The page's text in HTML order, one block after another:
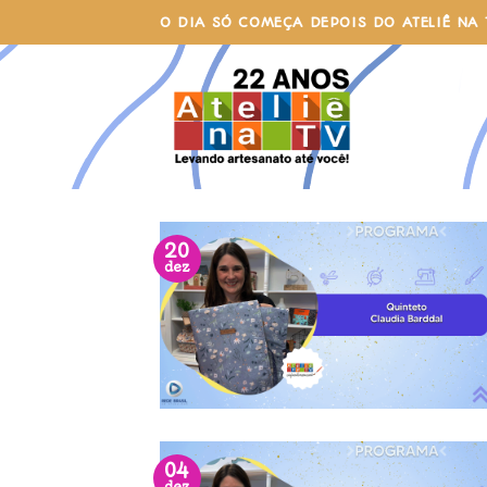
to
content
O DIA SÓ COMEÇA DEPOIS DO ATELIÊ NA
20
dez
04